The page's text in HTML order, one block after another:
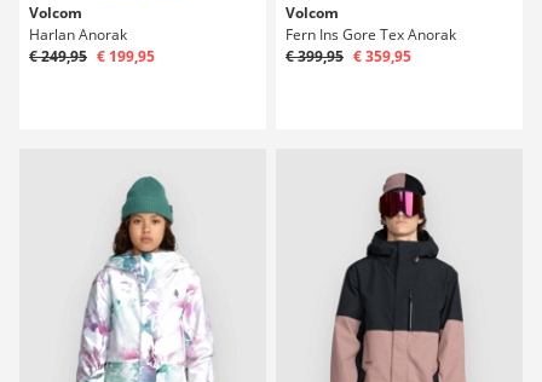
Volcom
Harlan Anorak
€ 249,95 € 199,95
Volcom
Fern Ins Gore Tex Anorak
€ 399,95 € 359,95